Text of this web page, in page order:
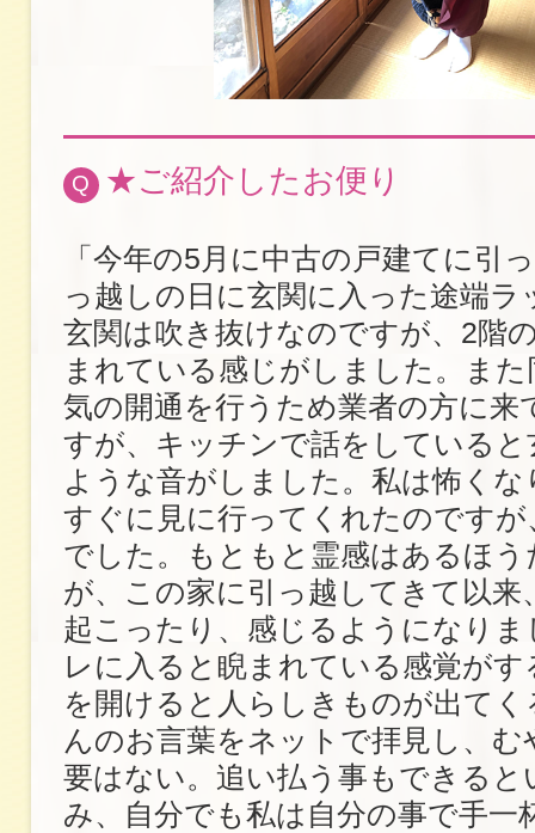
Q ★ご紹介したお便り
「今年の5月に中古の戸建てに引
っ越しの日に玄関に入った途端ラ
玄関は吹き抜けなのですが、2階
まれている感じがしました。ま
気の開通を行うため業者の方に来
すが、キッチンで話をしている
ような音がしました。私は怖くな
すぐに見に行ってくれたのです
でした。もともと霊感はあるほ
が、この家に引っ越してきて以来
起こったり、感じるようになり
レに入ると睨まれている感覚がす
を開けると人らしきものが出て
んのお言葉をネットで拝見し、む
要はない。追い払う事もできると
み、自分でも私は自分の事で手一